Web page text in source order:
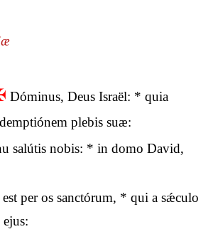
Dóminus, Deus Israël: * quia
plebis suæ:
salútis nobis: * in domo David,
per os sanctórum, * qui a sǽculo